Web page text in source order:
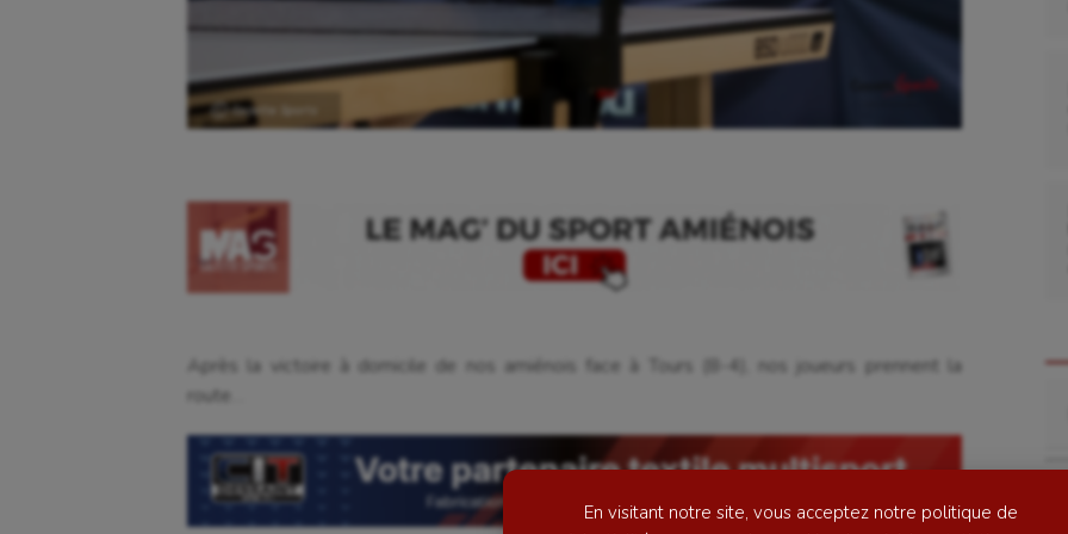
En visitant notre site, vous acceptez notre politique de
Aéronautique
Auto
Aviron
Balle à la main
Ballon au poing
Danse
Escrime
Fitness
Flag football
Moto
Natation artistique
Ⓒ Gazette Sports
Après la victoire à domicile de nos amiénois face à Tours (8-4), nos joueurs prennent la
route…